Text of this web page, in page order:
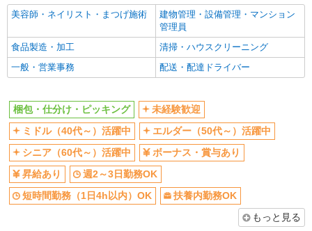
棚卸しスタッフ（短期の夜間商品カウント）
時給1,200円（22時以降は時給1,500円） ※7〜
9月の特別時給です！ ★初めてお仕事始める方に
出勤インセンティブあり！ 初日出勤日と出勤5日
目に各5,000円支給♪（規定有） ＼日払いOK／ 急
な出費の時も安心♪ 働いた分を給料日前に受け取
埼玉県川越市、所沢市、狭山市、坂戸市、及び
ります。 ※場所により社用車送迎あり
派遣社員
ランスタッド株式会社 所沢支店（所沢事業所）/FTRZ115071
仕分け・ピッキング・梱包
時給1600円 月収例：252000円＝1600円×7時間
30分×21日勤務の場合＋残業代、交通費、深夜手
当別途支給 ※交通費実費支給／当社規定あり。
埼玉県川越市 的場駅から徒歩7分
美容師・ネイリスト・まつげ施術
建物管理・設備管理・マンション
管理員
食品製造・加工
清掃・ハウスクリーニング
一般・営業事務
配送・配達ドライバー
梱包・仕分け・ピッキング
未経験歓迎
ミドル（40代～）活躍中
エルダー（50代～）活躍中
シニア（60代～）活躍中
ボーナス・賞与あり
昇給あり
週2～3日勤務OK
短時間勤務（1日4h以内）OK
扶養内勤務OK
もっと見る